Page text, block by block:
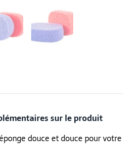
sur le produit
douce et douce pour votre